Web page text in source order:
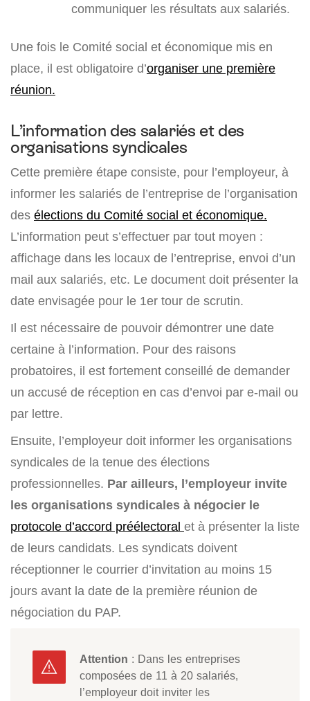
communiquer les résultats aux salariés.
Une fois le Comité social et économique mis en
place, il est obligatoire d’organiser une première
réunion.
L’information des salariés et des
organisations syndicales
Cette première étape consiste, pour l’employeur, à
informer les salariés de l’entreprise de l’organisation
des élections du Comité social et économique.
L’information peut s’effectuer par tout moyen :
affichage dans les locaux de l’entreprise, envoi d’un
mail aux salariés, etc. Le document doit présenter la
date envisagée pour le 1er tour de scrutin.
Il est nécessaire de pouvoir démontrer une date
certaine à l’information. Pour des raisons
probatoires, il est fortement conseillé de demander
un accusé de réception en cas d’envoi par e-mail ou
par lettre.
Ensuite, l’employeur doit informer les organisations
syndicales de la tenue des élections
professionnelles. Par ailleurs, l’employeur invite
les organisations syndicales à négocier le
protocole d’accord préélectoral et à présenter la liste
de leurs candidats. Les syndicats doivent
réceptionner le courrier d’invitation au moins 15
jours avant la date de la première réunion de
négociation du PAP.
Attention : Dans les entreprises
composées de 11 à 20 salariés,
l’employeur doit inviter les